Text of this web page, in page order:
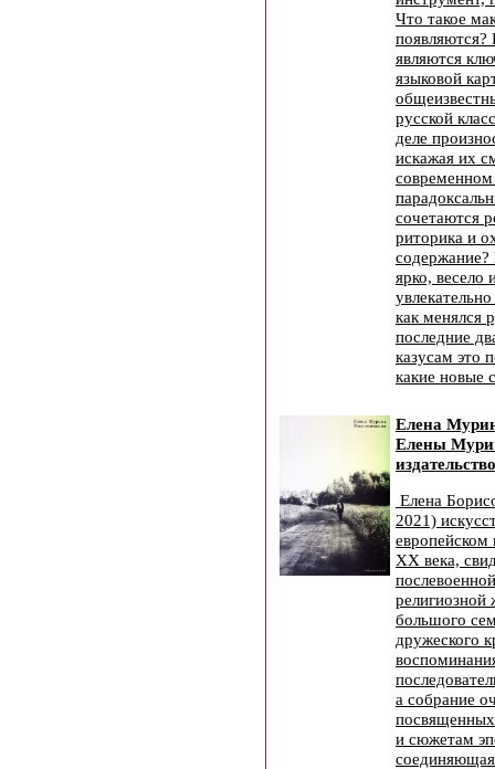
Что такое
появляются?
являются
языковой
русской
деле
искажая их
современном
сочетаются
риторика и
ярко, весело
как менялся
последние
казусам это
какие новые
Елена
Елены
Елена
2021)
европейском
XX века,
религиозной
большого
дружеского
а собрание
и сюжетам
соединяющая